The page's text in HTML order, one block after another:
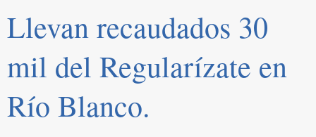
Llevan recaudados 30
mil del Regularízate en
Río Blanco.